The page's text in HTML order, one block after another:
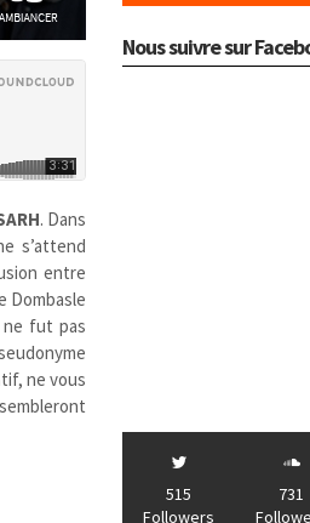
. Dans
s’attend
entre
Dombasle
ne fut pas
ne vous
Nous suivre sur
515
Followers
731